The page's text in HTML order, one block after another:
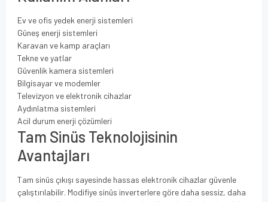
Ev ve ofis yedek enerji sistemleri
Güneş enerji sistemleri
Karavan ve kamp araçları
Tekne ve yatlar
Güvenlik kamera sistemleri
Bilgisayar ve modemler
Televizyon ve elektronik cihazlar
Aydınlatma sistemleri
Acil durum enerji çözümleri
Tam Sinüs Teknolojisinin
Avantajları
Tam sinüs çıkışı sayesinde hassas elektronik cihazlar güvenle
çalıştırılabilir. Modifiye sinüs inverterlere göre daha sessiz, daha